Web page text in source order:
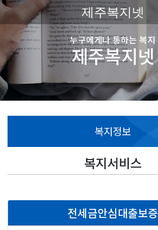
제주복지넷
누구에게나 통하는 복지
제주복지넷
복지정보
복지서비스
전세금안심대출보증